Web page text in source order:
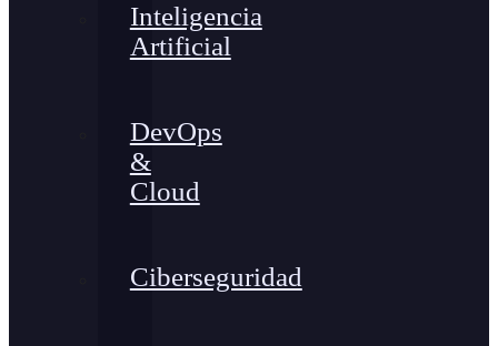
Inteligencia
Artificial
DevOps
&
Cloud
Ciberseguridad